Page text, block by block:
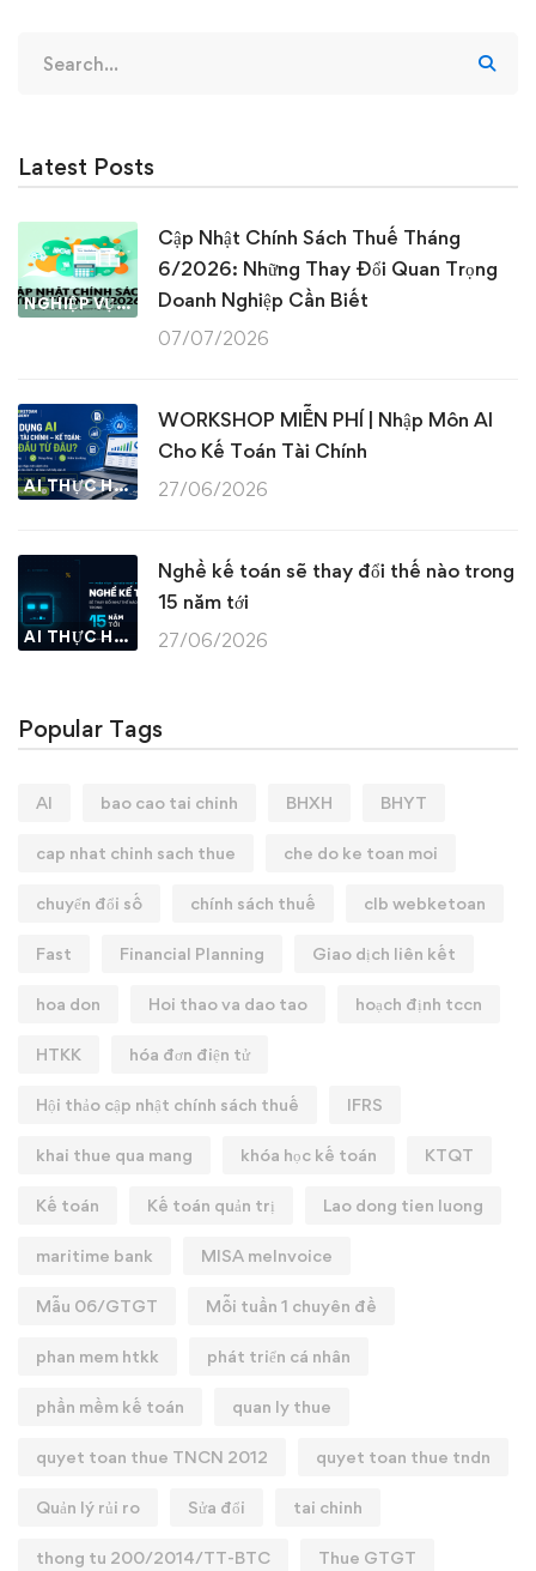
for:
Latest Posts
NGHIỆP VỤ KẾ TOÁN & THUẾ
Cập Nhật Chính Sách Thuế Tháng
6/2026: Những Thay Đổi Quan Trọng
Doanh Nghiệp Cần Biết
07/07/2026
AI THỰC HÀNH
WORKSHOP MIỄN PHÍ | Nhập Môn AI
Cho Kế Toán Tài Chính
27/06/2026
AI THỰC HÀNH
Nghề kế toán sẽ thay đổi thế nào trong
15 năm tới
27/06/2026
Popular Tags
AI bao cao tai chinh BHXH BHYT
cap nhat chinh sach thue che do ke toan moi
chuyển đổi số chính sách thuế clb webketoan
Fast Financial Planning Giao dịch liên kết
hoa don Hoi thao va dao tao hoạch định tccn
HTKK hóa đơn điện tử
Hội thảo cập nhật chính sách thuế IFRS
khai thue qua mang khóa học kế toán KTQT
Kế toán Kế toán quản trị Lao dong tien luong
maritime bank MISA meInvoice
Mẫu 06/GTGT Mỗi tuần 1 chuyên đề
phan mem htkk phát triển cá nhân
phần mềm kế toán quan ly thue
quyet toan thue TNCN 2012 quyet toan thue tndn
Quản lý rủi ro Sửa đổi tai chinh
thong tu 200/2014/TT-BTC Thue GTGT